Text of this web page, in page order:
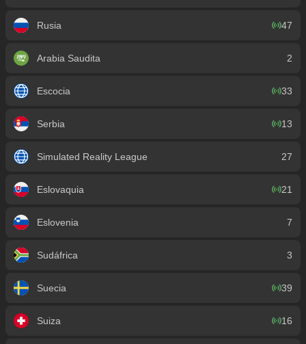
Rusia 47
Arabia Saudita 2
Escocia 33
Serbia 13
Simulated Reality League 27
Eslovaquia 21
Eslovenia 7
Sudáfrica 3
Suecia 39
Suiza 16